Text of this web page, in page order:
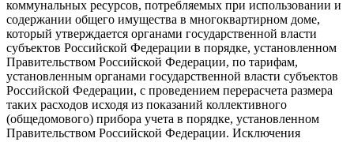
коммунальных ресурсов, потребляемых при использовании и
содержании общего имущества в многоквартирном доме,
который утверждается органами государственной власти
субъектов Российской Федерации в порядке, установленном
Правительством Российской Федерации, по тарифам,
установленным органами государственной власти субъектов
Российской Федерации, с проведением перерасчета размера
таких расходов исходя из показаний коллективного
(общедомового) прибора учета в порядке, установленном
Правительством Российской Федерации. Исключения